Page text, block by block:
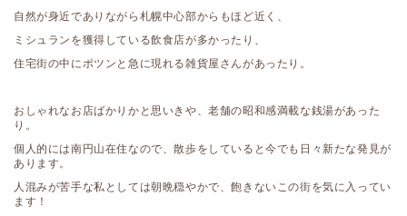
自然が身近でありながら札幌中心部からもほど近く、
ミシュランを獲得している飲食店が多かったり、
住宅街の中にポツンと急に現れる雑貨屋さんがあったり。
おしゃれなお店ばかりかと思いきや、老舗の昭和感満載な銭湯があった
り。
個人的には南円山在住なので、散歩をしていると今でも日々新たな発見が
あります。
人混みが苦手な私としては朝晩穏やかで、飽きないこの街を気に入ってい
ます！